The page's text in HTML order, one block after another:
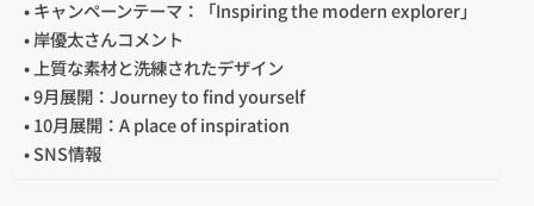
キャンペーンテーマ：「Inspiring the modern explorer」
岸優太さんコメント
上質な素材と洗練されたデザイン
9月展開：Journey to find yourself
10月展開：A place of inspiration
SNS情報